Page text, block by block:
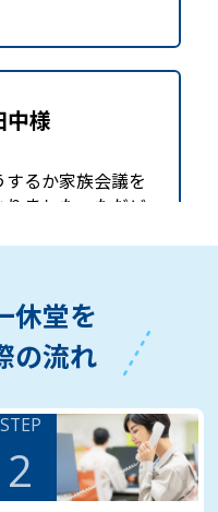
様
るか家族会議を
りました。ただど
さり、お願いす
りがとうござい
様
休堂を
の流れ
STEP
2